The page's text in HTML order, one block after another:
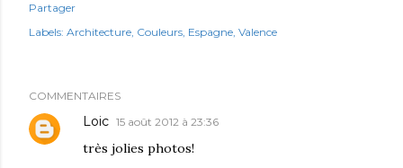
Partager
Labels: Architecture Couleurs Espagne Valence
COMMENTAIRES
Loic 15 août 2012 à 23:36
très jolies photos!